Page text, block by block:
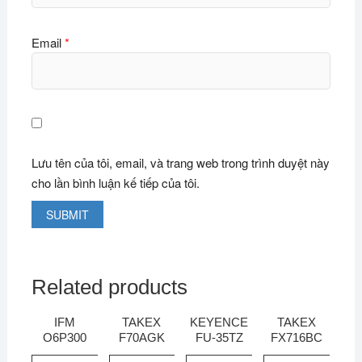
Email*
Lưu tên của tôi, email, và trang web trong trình duyệt này
cho lần bình luận kế tiếp của tôi.
Related products
IFM
O6P300
TAKEX
F70AGK
KEYENCE
FU-35TZ
TAKEX
FX716BC